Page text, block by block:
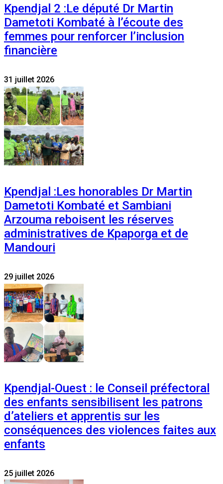
Kpendjal 2 :Le député Dr Martin
Dametoti Kombaté à l’écoute des
femmes pour renforcer l’inclusion
financière
31 juillet 2026
Kpendjal :Les honorables Dr Martin
Dametoti Kombaté et Sambiani
Arzouma reboisent les réserves
administratives de Kpaporga et de
Mandouri
29 juillet 2026
Kpendjal-Ouest : le Conseil préfectoral
des enfants sensibilisent les patrons
d’ateliers et apprentis sur les
conséquences des violences faites aux
enfants
25 juillet 2026